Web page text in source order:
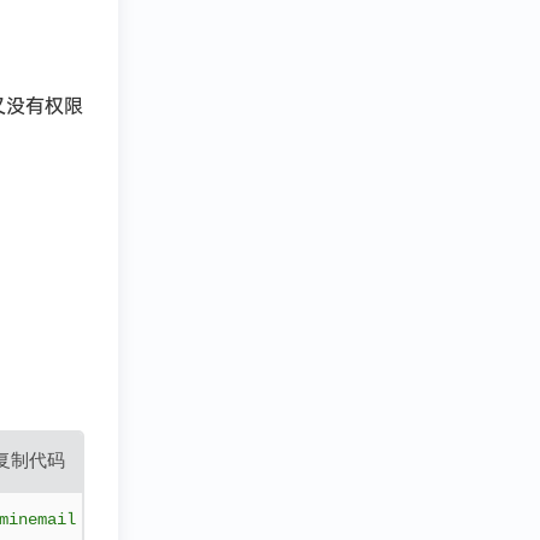
有权限
制代码
$adminemail